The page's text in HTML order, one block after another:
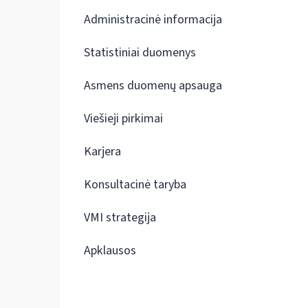
Administracinė informacija
Statistiniai duomenys
Asmens duomenų apsauga
Viešieji pirkimai
Karjera
Konsultacinė taryba
VMI strategija
Apklausos